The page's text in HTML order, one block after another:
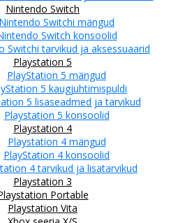
Nintendo Switch
Nintendo Switchi mängud
Switch konsoolid
Switchi tarvikud ja aksessuaarid
Playstation 5
PlayStation 5 mängud
5 kaugjuhtimispuldi
5 lisaseadmed ja tarvikud
Playstation 5 konsoolid
Playstation 4
Playstation 4 mängud
PlayStation 4 konsoolid
4 tarvikud ja lisatarvikud
Playstation 3
Portable
Playstation Vita